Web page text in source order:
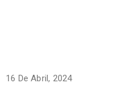
16 De Abril, 2024